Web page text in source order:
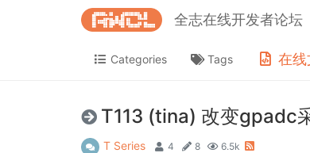
全志在线开发者论坛
Categories Tags 在线
T113 (tina) 改变gpadc
T Series 4 8 6.5k